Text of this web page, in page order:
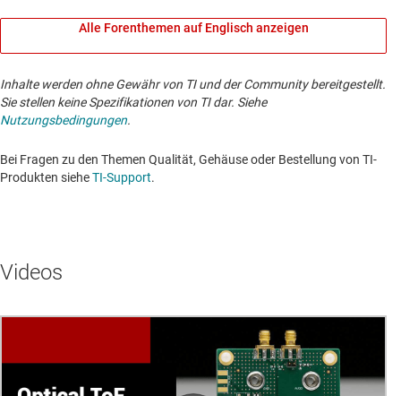
Alle Forenthemen auf Englisch anzeigen
Inhalte werden ohne Gewähr von TI und der Community bereitgestellt.
Sie stellen keine Spezifikationen von TI dar. Siehe
Nutzungsbedingungen.
Bei Fragen zu den Themen Qualität, Gehäuse oder Bestellung von TI-
Produkten sieheTI-Support. ​​​​​​​​​​​​​​
Videos